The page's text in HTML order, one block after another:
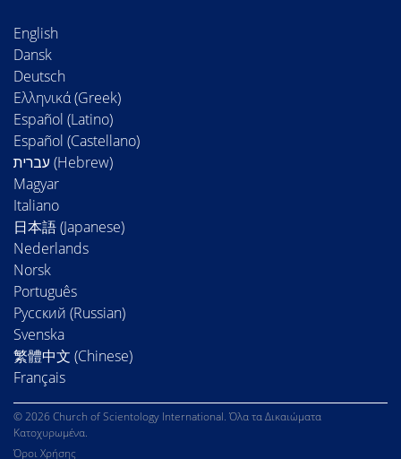
English
Dansk
Deutsch
Ελληνικά (Greek)
Español (Latino)
Español (Castellano)
Magyar
Italiano
日本語 (Japanese)
Nederlands
Norsk
Português
Русский (Russian)
Svenska
繁體中文 (Chinese)
Français
© 2026 Church of Scientology International. Όλα τα Δικαιώματα
Κατοχυρωμένα.
Όροι Χρήσης